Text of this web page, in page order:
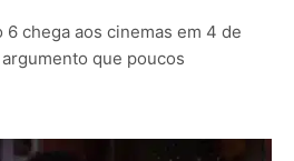
chega aos cinemas em 4 de
que poucos